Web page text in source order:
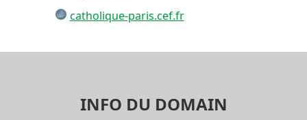
catholique-paris.cef.fr
INFO DU DOMAIN